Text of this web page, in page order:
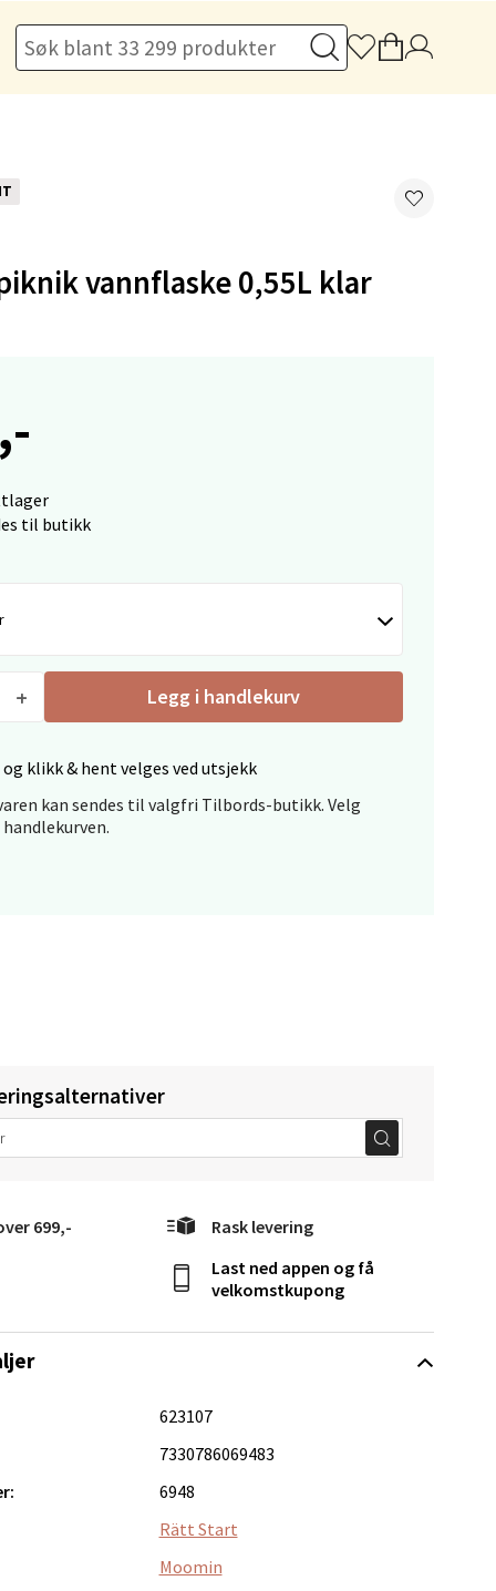
vannflaske 0,55L klar
til butikk
Legg i handlekurv
klikk & hent velges ved utsjekk
kan sendes til valgfri Tilbords-butikk. Velg
699,- Rask levering
Last ned appen og få
velkomstkupong
623107
7330786069483
6948
Rätt Start
Moomin